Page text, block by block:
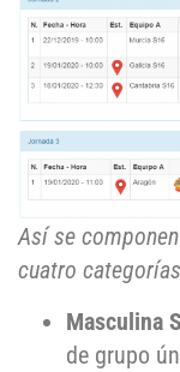
Así se
cuatro
Masculina
de grupo